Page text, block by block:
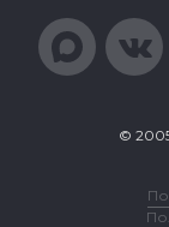
©